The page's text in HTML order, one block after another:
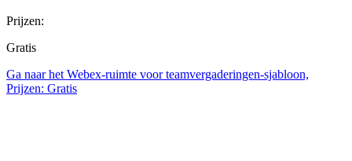
Prijzen:
Gratis
Ga naar het Webex-ruimte voor teamvergaderingen-sjabloon,
Prijzen: Gratis